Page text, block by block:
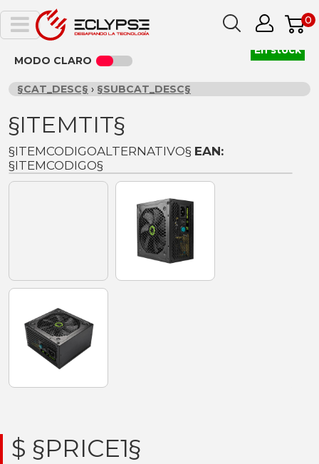
0
MODO CLARO
§CAT_DESC§ › §SUBCAT_DESC§
§ITEMTIT§
§ITEMCODIGOALTERNATIVO§ EAN:
§ITEMCODIGO§
$ §PRICE1§
En stock